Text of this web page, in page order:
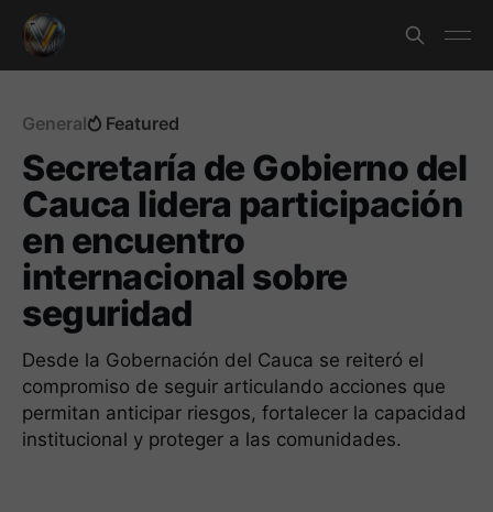
General Featured
Secretaría de Gobierno del
Cauca lidera participación
en encuentro
internacional sobre
seguridad
Desde la Gobernación del Cauca se reiteró el
compromiso de seguir articulando acciones que
permitan anticipar riesgos, fortalecer la capacidad
institucional y proteger a las comunidades.